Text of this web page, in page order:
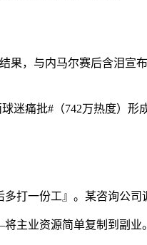
果，与内马尔赛后含泪
迷痛批#（742万热度）
打一份工』。某咨询公司
主业资源简单复制到副业